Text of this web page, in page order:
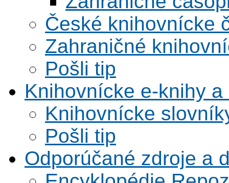
České knihovnícke
Zahraničné
Pošli tip
Knihovnícke e-knihy
Knihovnícke
Pošli tip
Odporúčané zdroje a